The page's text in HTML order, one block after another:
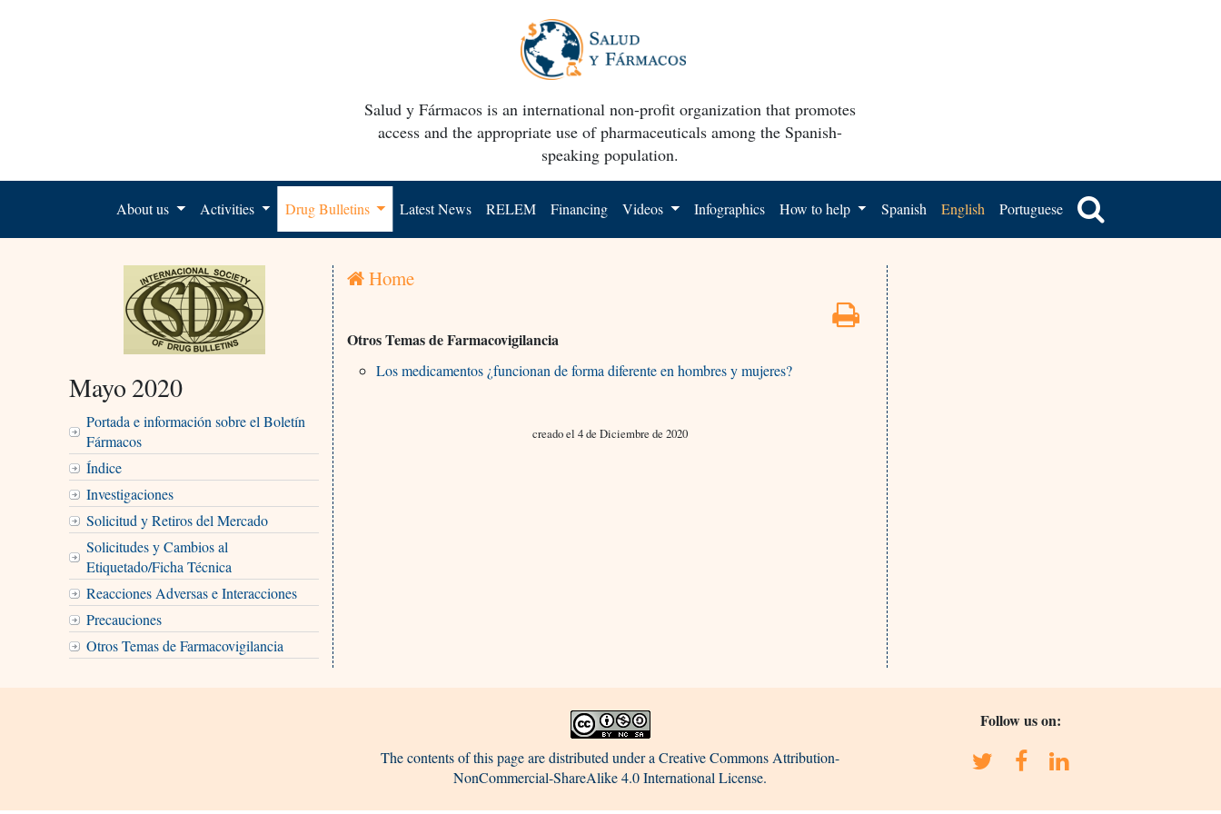
Salud y Fármacos is an international non-profit organization that promotes
access and the appropriate use of pharmaceuticals among the Spanish-
speaking population.
About us Activities Drug Bulletins Latest News RELEM Financing Videos Infographics How to help Spanish English Portuguese
Mayo 2020
Portada e información sobre el Boletín
Fármacos
Índice
Investigaciones
Solicitud y Retiros del Mercado
Solicitudes y Cambios al
Etiquetado/Ficha Técnica
Reacciones Adversas e Interacciones
Precauciones
Otros Temas de Farmacovigilancia
Home
Otros Temas de Farmacovigilancia
Los medicamentos ¿funcionan de forma diferente en hombres y mujeres?
creado el 4 de Diciembre de 2020
The contents of this page are distributed under a Creative Commons Attribution-
NonCommercial-ShareAlike 4.0 International License.
Follow us on: